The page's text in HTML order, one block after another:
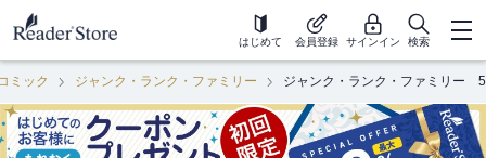
はじめて 会員登録 サインイン 検索
ミック ジャンク・ランク・ファミリー ジャンク・ランク・ファミリー 5